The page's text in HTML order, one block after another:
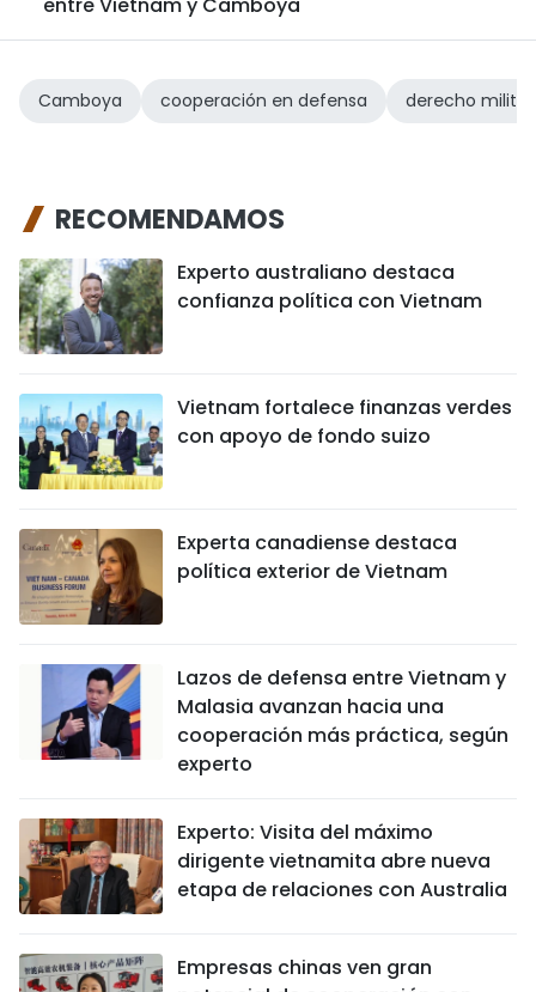
entre Vietnam y Camboya
Camboya cooperación en defensa derecho militar
RECOMENDAMOS
Experto australiano destaca
confianza política con Vietnam
Vietnam fortalece finanzas verdes
con apoyo de fondo suizo
Experta canadiense destaca
política exterior de Vietnam
Lazos de defensa entre Vietnam y
Malasia avanzan hacia una
cooperación más práctica, según
experto
Experto: Visita del máximo
dirigente vietnamita abre nueva
etapa de relaciones con Australia
Empresas chinas ven gran